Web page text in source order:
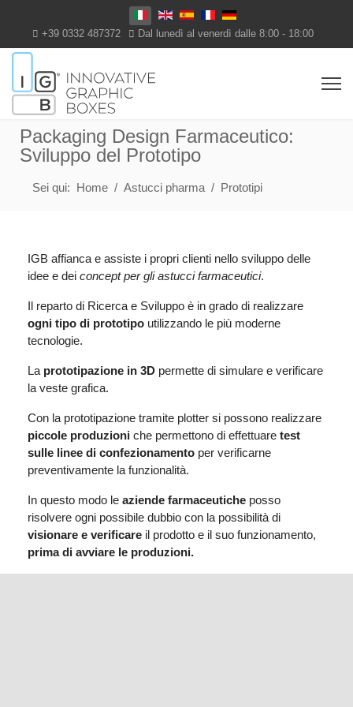
Seleziona la tua lingua
+39 0332 487372 Dal lunedì al venerdì dalle 8:00 - 18:00
Packaging Design Farmaceutico:
Sviluppo del Prototipo
Sei qui: Home Astucci pharma Prototipi
IGB affianca e assiste i propri clienti nello sviluppo delle
idee e dei concept per gli astucci farmaceutici.
Il reparto di Ricerca e Sviluppo è in grado di realizzare
ogni tipo di prototipo utilizzando le più moderne
tecnologie.
La prototipazione in 3D permette di simulare e verificare
la veste grafica.
Con la prototipazione tramite plotter si possono realizzare
piccole produzioni che permettono di effettuare test
sulle linee di confezionamento per verificarne
preventivamente la funzionalità.
In questo modo le aziende farmaceutiche posso
risolvere ogni possibile dubbio con la possibilità di
visionare e verificare il prodotto e il suo funzionamento,
prima di avviare le produzioni.